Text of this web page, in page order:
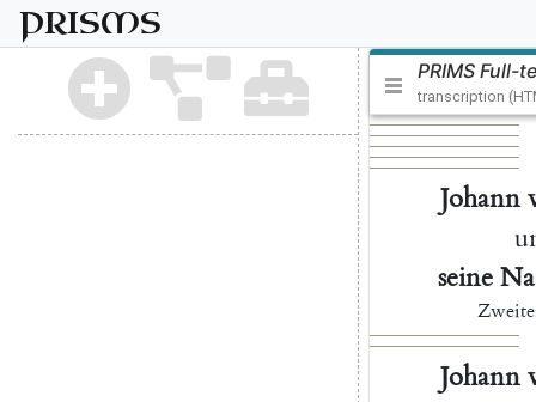
PRISMS
PRIMS Full-
transcription
Johann
seine
Johann